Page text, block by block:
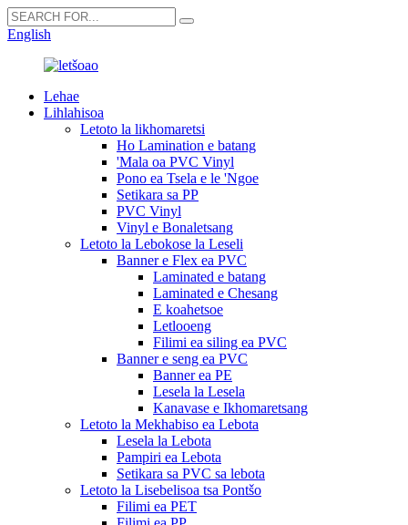
English
Lehae
Lihlahisoa
Letoto la likhomaretsi
Ho Lamination e batang
'Mala oa PVC Vinyl
Pono ea Tsela e le 'Ngoe
Setikara sa PP
PVC Vinyl
Vinyl e Bonaletsang
Letoto la Lebokose la Leseli
Banner e Flex ea PVC
Laminated e batang
Laminated e Chesang
E koahetsoe
Letlooeng
Filimi ea siling ea PVC
Banner e seng ea PVC
Banner ea PE
Lesela la Lesela
Kanavase e Ikhomaretsang
Letoto la Mekhabiso ea Lebota
Lesela la Lebota
Pampiri ea Lebota
Setikara sa PVC sa lebota
Letoto la Lisebelisoa tsa Pontšo
Filimi ea PET